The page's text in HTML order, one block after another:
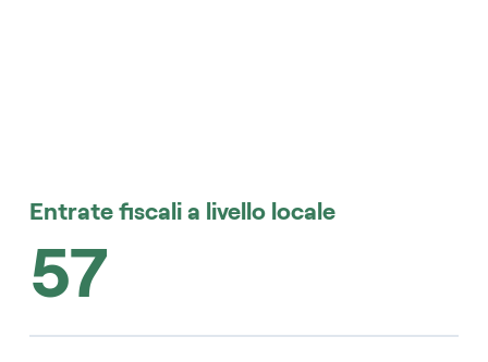
Entrate fiscali a livello locale
57